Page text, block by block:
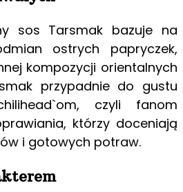
sos Tarsmak bazuje na
ostrych papryczek,
kompozycji orientalnych
przypadnie do gustu
czyli fanom
którzy doceniają
i gotowych potraw.